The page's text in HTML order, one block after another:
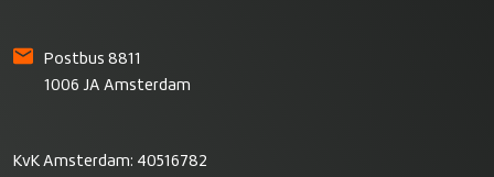
Postbus 8811
1006 JA Amsterdam
KvK Amsterdam: 40516782